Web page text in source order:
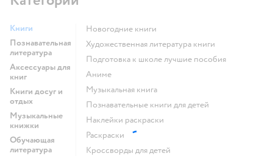
Книги
Познавательная
литература
Аксессуары для
книг
Книги досуг и
отдых
Музыкальные
книжки
Обучающая
литература
новогодние книги
художественная литература книги
подготовка к школе лучшие пособия
Аниме
музыкальная книга
познавательные книги для детей
наклейки раскраски
раскраски
кроссворды для детей